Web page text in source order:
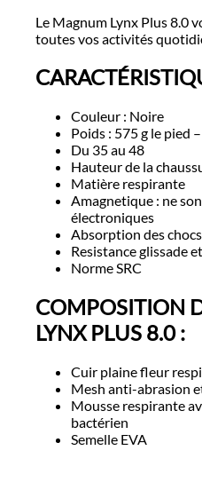
Le Magnum Lynx Plus 8.0
toutes vos activités
Couleur : Noire
Poids : 575 g le pied
Du 35 au 48
Hauteur de la
Matière respirante
Amagnetique : ne
électroniques
Absorption des chocs
Resistance glissade
Norme SRC
COMPOSITION
LYNX PLUS 8.0 :
Cuir plaine fleur
Mesh anti-abrasion
Mousse respirante
bactérien
Semelle EVA